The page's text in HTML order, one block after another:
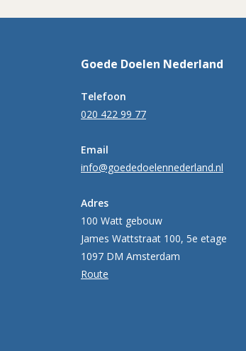
Goede Doelen Nederland
Telefoon
020 422 99 77
Email
info@goededoelennederland.nl
Adres
100 Watt gebouw
James Wattstraat 100, 5e etage
1097 DM Amsterdam
Route